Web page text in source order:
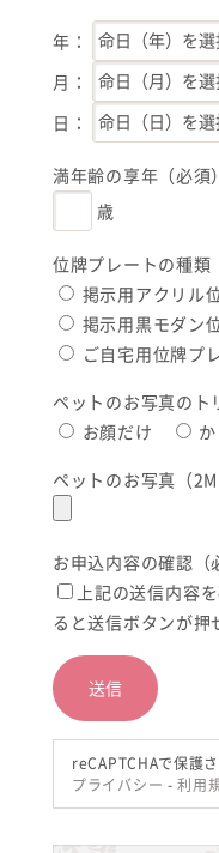
年：
月：
日：
満年齢の享年（必須）
歳
位牌プレートの種類
掲示用アクリル
掲示用黒モダン
ご自宅用位牌プ
ペットのお写真のト
お顔だけ
ペットのお写真（
お申込内容の確認（
上記の送信内容
ると送信ボタンが押
reCAPTCHAで保護さ
プライバシー -利用